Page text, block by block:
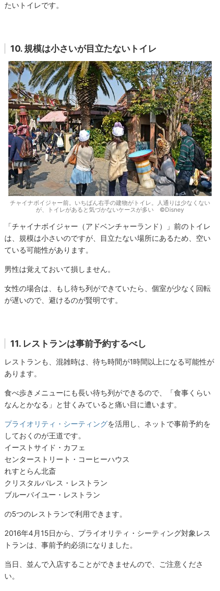
たいトイレです。
10. 規模は小さいが目立たないトイレ
チャイナボイジャー前。いちばん右手の建物がトイレ。人通りは少なくない
が、トイレがあると気づかないケースが多い ©Disney
「チャイナボイジャー（アドベンチャーランド）」前のトイレ
は、規模は小さいのですが、目立たない場所にあるため、空い
ている可能性があります。
男性は覚えておいて損しません。
女性の場合は、もし待ち列ができていたら、個室が少なく回転
が遅いので、避けるのが賢明です。
11. レストランは事前予約するべし
レストランも、混雑時は、待ち時間が1時間以上になる可能性が
あります。
食べ歩きメニューにも長い待ち列ができるので、「食事くらい
なんとかなる」と甘くみていると痛い目に遭います。
プライオリティ・シーティングを活用し、ネットで事前予約を
しておくのが王道です。
イーストサイド・カフェ
センターストリート・コーヒーハウス
れすとらん北斎
クリスタルパレス・レストラン
ブルーバイユー・レストラン
の5つのレストランで利用できます。
2016年4月15日から、プライオリティ・シーティング対象レス
トランは、事前予約必須になりました。
当日、並んで入店することができませんので、ご注意くださ
い。